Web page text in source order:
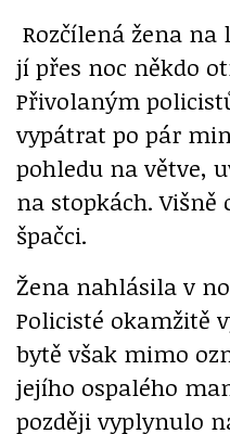
Rozčílená žena na
jí přes noc někdo
Přivolaným
vypátrat po pár
pohledu na větve,
na stopkách. Višně
špačci.
Žena nahlásila v
Policisté okamžitě
bytě však mimo
jejího ospalého
později vyplynulo